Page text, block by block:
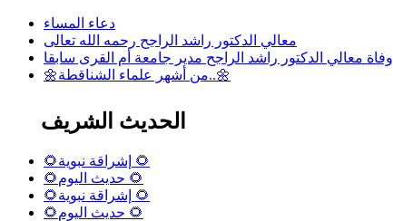
دعاء المساء
معالي الدكتور راشد الراجح رحمه الله تعالى
وفاة معالي الدكتور راشد الراجح مدير جامعة أم القرى سابقا
🌼من أشهر علماء الشناقطة..🌼
الحديث الشريف
🌻إشراقة نبوية 🌻
🌻حديث اليوم 🌻
🌻إشراقة نبوية 🌻
🌻حديث اليوم 🌻